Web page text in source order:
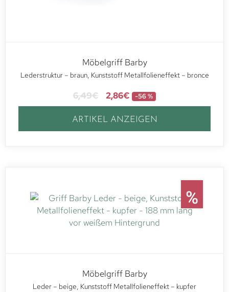
Möbelgriff Barby
Lederstruktur – braun, Kunststoff Metallfolieneffekt – bronce
6,49€ 2,86€ -56 %
ARTIKEL ANZEIGEN
Möbelgriff Barby
Leder – beige, Kunststoff Metallfolieneffekt – kupfer